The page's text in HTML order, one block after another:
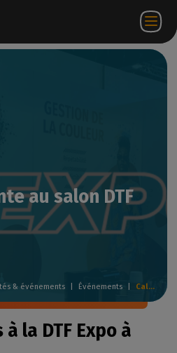
FR
au salon DTF
& événements Événements Caldera présente au salon DTF Expo 2025
la DTF Expo à